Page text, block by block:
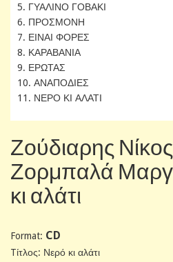
5. ΓΥΑΛΙΝΟ ΓΟΒΑΚΙ
6. ΠΡΟΣΜΟΝΗ
7. ΕΙΝΑΙ ΦΟΡΕΣ
8. ΚΑΡΑΒΑΝΙΑ
9. ΕΡΩΤΑΣ
10. ΑΝΑΠΟΔΙΕΣ
11. ΝΕΡΟ ΚΙ ΑΛΑΤΙ
Ζούδιαρης
Ζορμπαλά
κι αλάτι
Format: CD
Tίτλος: Νερό κι αλάτι